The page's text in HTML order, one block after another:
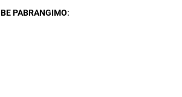
BE PABRANGIMO: